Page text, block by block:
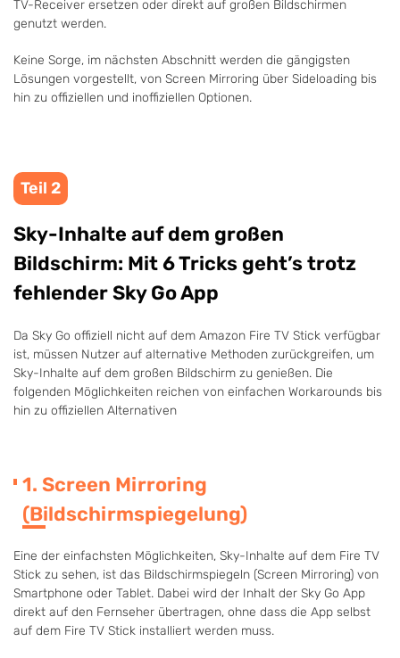
TV-Receiver ersetzen oder direkt auf großen Bildschirmen
genutzt werden.
Keine Sorge, im nächsten Abschnitt werden die gängigsten
Lösungen vorgestellt, von Screen Mirroring über Sideloading bis
hin zu offiziellen und inoffiziellen Optionen.
Teil 2
Sky-Inhalte auf dem großen
Bildschirm: Mit 6 Tricks geht’s trotz
fehlender Sky Go App
Da Sky Go offiziell nicht auf dem Amazon Fire TV Stick verfügbar
ist, müssen Nutzer auf alternative Methoden zurückgreifen, um
Sky-Inhalte auf dem großen Bildschirm zu genießen. Die
folgenden Möglichkeiten reichen von einfachen Workarounds bis
hin zu offiziellen Alternativen
1. Screen Mirroring
(Bildschirmspiegelung)
Eine der einfachsten Möglichkeiten, Sky-Inhalte auf dem Fire TV
Stick zu sehen, ist das Bildschirmspiegeln (Screen Mirroring) von
Smartphone oder Tablet. Dabei wird der Inhalt der Sky Go App
direkt auf den Fernseher übertragen, ohne dass die App selbst
auf dem Fire TV Stick installiert werden muss.